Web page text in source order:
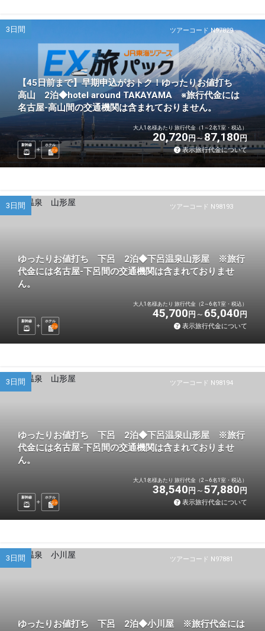
ツアーコード N97829
3日間
【45日前まで】早期申込がおトク！ゆったりお値打ち
高山 2泊◆hotel around TAKAYAMA ※旅行代金には
名古屋-高山間の交通機関は含まれておりません。
新幹線
ホテル
2泊
大人1名様あたり 旅行代金（1～2名1室・税込）
20,720円 87,180円
表示旅行代金について
ツアーコード N98193
3日間
ゆったりお値打ち 下呂 2泊◆下呂温泉山形屋 ※旅行
代金には名古屋-下呂間の交通機関は含まれておりませ
ん。
新幹線
ホテル
2泊
大人1名様あたり 旅行代金（2～6名1室・税込）
45,700 円 65,040 円
表示旅行代金について
ツアーコード N98194
3日間
ゆったりお値打ち 下呂 2泊◆下呂温泉山形屋 ※旅行
代金には名古屋-下呂間の交通機関は含まれておりませ
ん。
新幹線
ホテル
2泊
大人1名様あたり 旅行代金（2～6名1室・税込）
38,540 円 57,880 円
表示旅行代金について
ツアーコード N97881
3日間
ゆったりお値打ち 下呂 2泊◆小川屋 ※旅行代金には